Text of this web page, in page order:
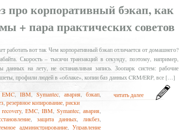
про корпоративный бэкап, как
+ пара практических советов
работать вот так Чем корпоративный бэкап отличается от домашнего?
Скорость – тысячи транзакций в секунду, поэтому, например,
данных на лету, не останавливая запись. Зоопарк систем: рабочие
профили людей в «облаке», копии баз данных CRM/ERP, все […]
EMC,IBM,Symantec,авария, бэкап
резервное копирование риски
, EMC, IBM Symantec, авария
,защита данных ликбез
администрирование,Управление
читать далее